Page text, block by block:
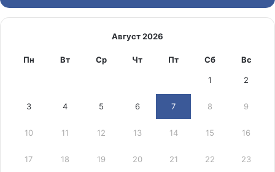
Август 2026
Пн Вт Ср Чт Пт Сб Вс
1 2
3 4 5 6 7 8 9
10 11 12 13 14 15 16
17 18 19 20 21 22 23